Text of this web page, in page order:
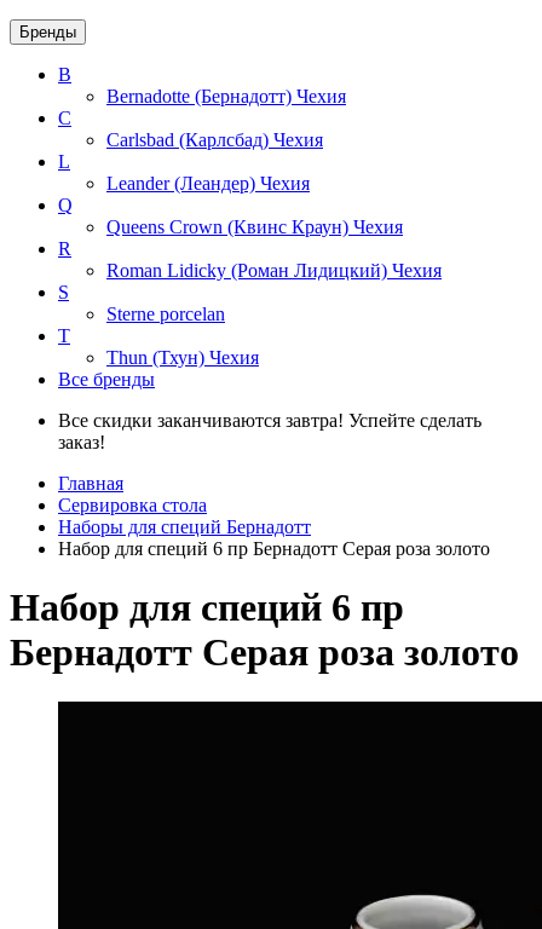
Бренды
B
Bernadotte (Бернадотт) Чехия
C
Carlsbad (Карлсбад) Чехия
L
Leander (Леандер) Чехия
Q
Queens Crown (Квинс Краун) Чехия
R
Roman Lidicky (Роман Лидицкий) Чехия
S
Sterne porcelan
T
Thun (Тхун) Чехия
Все бренды
Все скидки заканчиваются завтра! Успейте сделать
заказ!
Главная
Сервировка стола
Наборы для специй Бернадотт
Набор для специй 6 пр Бернадотт Серая роза золото
Набор для специй 6 пр
Бернадотт Серая роза золото